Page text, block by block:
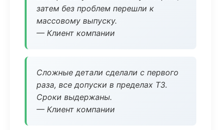
затем без проблем перешли к
массовому выпуску.
— Клиент компании
Сложные детали сделали с первого
раза, все допуски в пределах ТЗ.
Сроки выдержаны.
— Клиент компании